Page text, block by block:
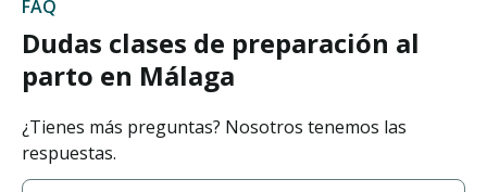
FAQ
Dudas clases de preparación al
parto en Málaga
¿Tienes más preguntas? Nosotros tenemos las
respuestas.